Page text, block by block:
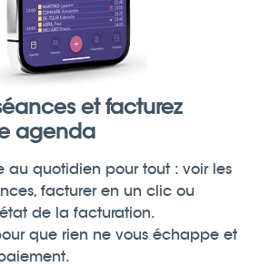
et facturez
agenda
au quotidien pour tout : voir les
facturer en un clic ou
de la facturation.
que rien ne vous échappe et